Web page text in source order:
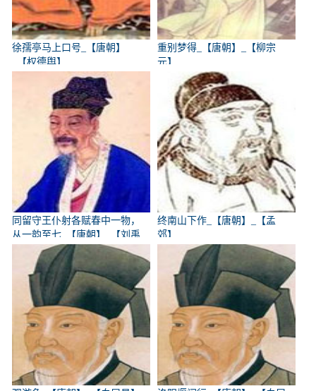
徐孺亭马上口号_【唐朝】
_【权德舆】
重别梦得_【唐朝】_【柳宗
元】
同留守王仆射各赋春中一物，
从一韵至七_【唐朝】_【刘禹
终南山下作_【唐朝】_【孟
郊】